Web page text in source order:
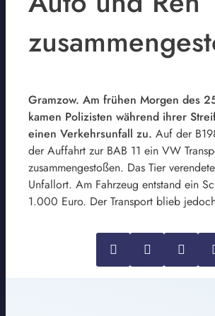
Gramzow. Am frühen Morgen des
kamen Polizisten während ihrer
einen Verkehrsunfall zu. Auf der
der Auffahrt zur BAB 11 ein VW
zusammengestoßen. Das Tier
Unfallort. Am Fahrzeug entstand ein
1.000 Euro. Der Transport blieb